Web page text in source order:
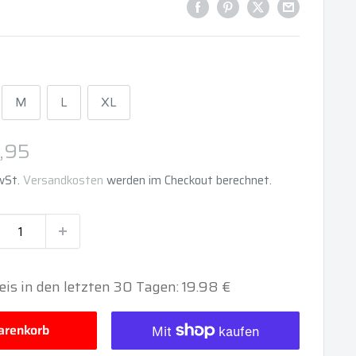
M L XL
Versandkosten werden im Checkout berechnet.
in den letzten 30 Tagen: 19.98 €